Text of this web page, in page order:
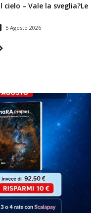
– Vale la sveglia?Le
5 Agosto 2026